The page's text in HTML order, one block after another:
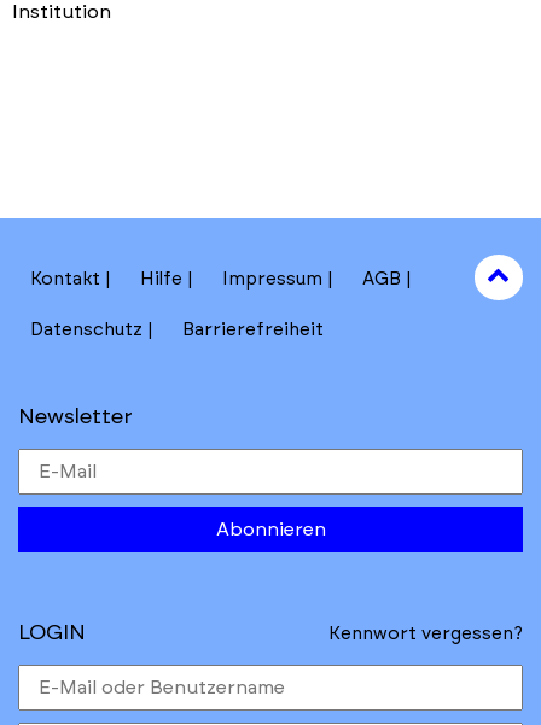
Institution
Kontakt Hilfe Impressum AGB
Datenschutz Barrierefreiheit
Newsletter
Abonnieren
to
top
LOGIN Kennwort vergessen?